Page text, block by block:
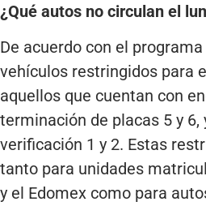
¿Qué autos no circulan el
De acuerdo con el
vehículos restringidos para
aquellos que cuentan con
terminación de placas 5 y 6,
verificación 1 y 2. Estas
tanto para unidades
y el Edomex como para